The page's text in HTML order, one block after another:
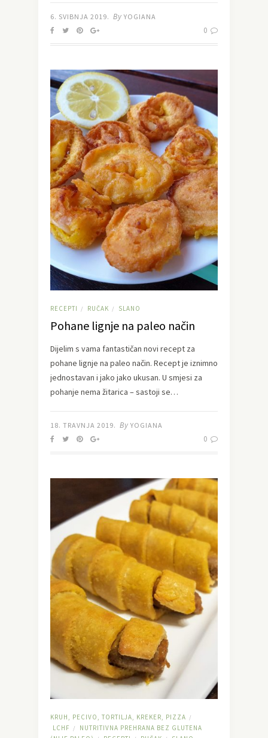
6. SVIBNJA 2019. By YOGIANA
0
RECEPTI / RUČAK / SLANO
Pohane lignje na paleo način
Dijelim s vama fantastičan novi recept za
pohane lignje na paleo način. Recept je iznimno
jednostavan i jako jako ukusan. U smjesi za
pohanje nema žitarica – sastoji se…
18. TRAVNJA 2019. By YOGIANA
0
KRUH, PECIVO, TORTILJA, KREKER, PIZZA /
LCHF /
NUTRITIVNA PREHRANA BEZ GLUTENA